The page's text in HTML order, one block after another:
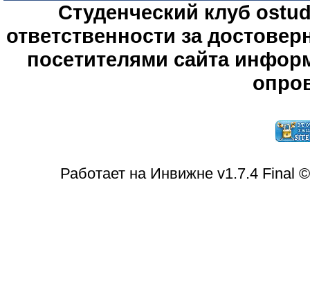
Студенческий клуб
ответственности за
посетителями сайта
Работает на Инвижне v1.7.4 Final